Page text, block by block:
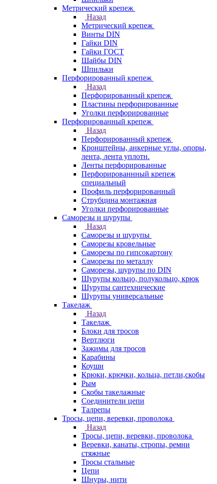
Метрический крепеж
Назад
Метрический крепеж
Винты DIN
Гайки DIN
Гайки ГОСТ
Шайбы DIN
Шпильки
Перфорированный крепеж
Назад
Перфорированный крепеж
Пластины перфорированные
Уголки перфорированные
Перфорированный крепеж
Назад
Перфорированный крепеж
Кронштейны, анкерные углы, опоры,
лента, лента уплотн.
Ленты перфорированные
Перфорированнный крепеж
специальный
Профиль перфорированный
Струбцина монтажная
Уголки перфорированные
Саморезы и шурупы
Назад
Саморезы и шурупы
Саморезы кровельные
Саморезы по гипсокартону
Саморезы по металлу
Саморезы, шурупы по DIN
Шурупы кольцо, полукольцо, крюк
Шурупы сантехнические
Шурупы универсальные
Такелаж
Назад
Такелаж
Блоки для тросов
Вертлюги
Зажимы для тросов
Карабины
Коуши
Крюки, крючки, кольца, петли,скобы
Рым
Скобы такелажные
Соединители цепи
Талрепы
Тросы, цепи, веревки, проволока
Назад
Тросы, цепи, веревки, проволока
Веревки, канаты, стропы, ремни
стяжные
Тросы стальные
Цепи
Шнуры, нити